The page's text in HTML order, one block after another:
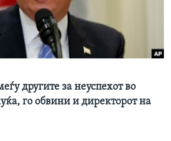
другите за неуспехот во
го обвини и директорот на